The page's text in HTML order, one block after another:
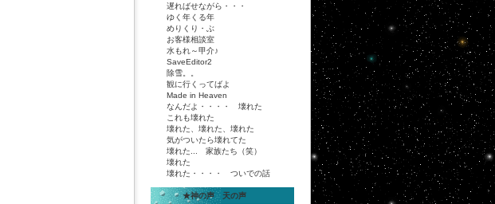
遅ればせながら・・・
ゆく年くる年
めりくり・ぶ
お客様相談室
水もれ～甲介♪
SaveEditor2
除雪。。
観に行くってばよ
Made in Heaven
なんだよ・・・・ 壊れた
これも壊れた
壊れた、壊れた、壊れた
気がついたら壊れてた
壊れた... 家族たち（笑）
壊れた
壊れた・・・・ ついでの話
★神の声 天の声